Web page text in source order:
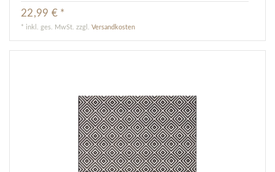
22,99 € *
* inkl. ges. MwSt. zzgl.Versandkosten